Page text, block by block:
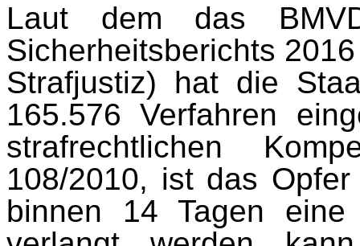
Laut dem das
Sicherheitsberichts
Strafjustiz) hat die
165.576 Verfahren
strafrechtlichen
108/2010, ist das
binnen 14 Tagen eine